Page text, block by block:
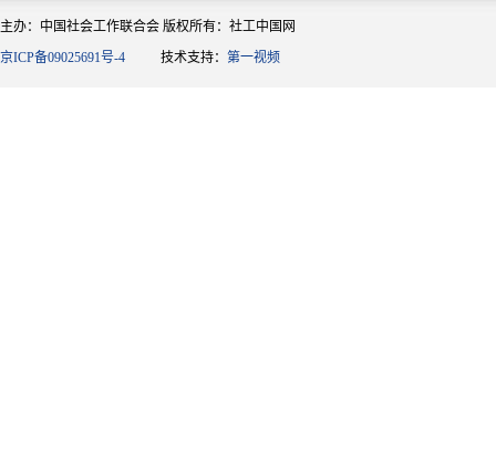
主办：中国社会工作联合会 版权所有：社工中国网
京ICP备09025691号-4 技术支持： 第一视频